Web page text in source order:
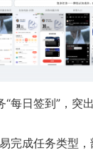
“每日签到”，突
完成任务类型